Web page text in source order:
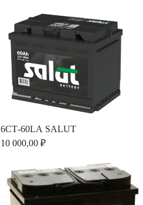
6СТ-60LА SALUT
10 000,00 ₽